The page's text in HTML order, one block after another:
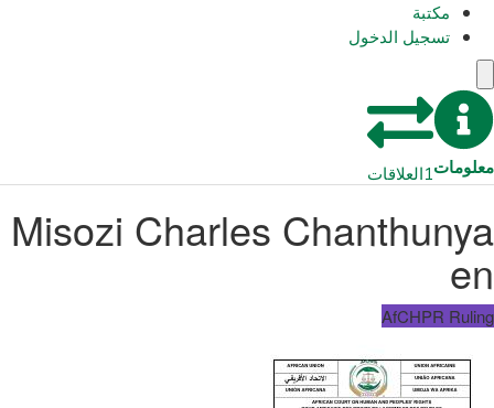
مكتبة
تسجيل الدخول
معلومات1العلاقات
Misozi Charles Chanthunya
en
AfCHPR Ruling